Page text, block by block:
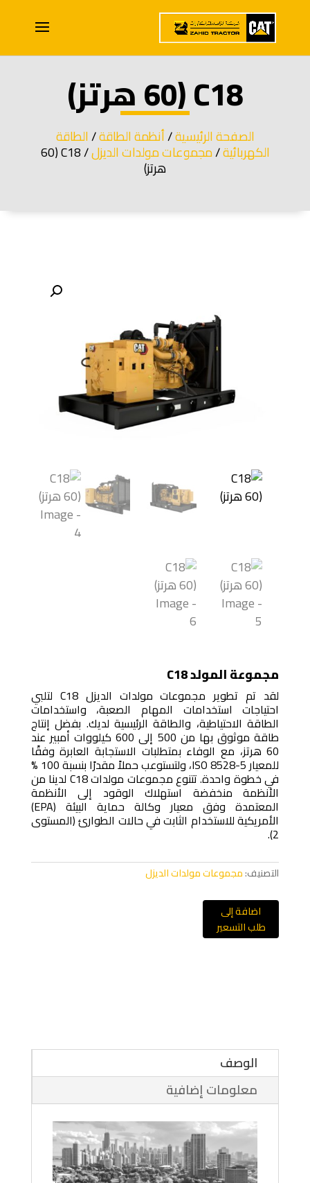
C18 (60 هرتز)
الصفحة الرئيسية/أنظمة الطاقة/الطاقة
الكهربائية/مجموعات مولدات الديزل / C18 (60
هرتز)
مجموعة المولد C18
لقد تم تطوير مجموعات مولدات الديزل C18 لتلبي
احتياجات استخدامات المهام الصعبة، واستخدامات
الطاقة الاحتياطية، والطاقة الرئيسية لديك. بفضل إنتاج
طاقة موثوق بها من 500 إلى 600 كيلووات أمبير عند
60 هرتز، مع الوفاء بمتطلبات الاستجابة العابرة وفقًا
للمعيار ISO 8528-5، ولتستوعب حملاً مقدرًا بنسبة 100 %
في خطوة واحدة. تتنوع مجموعات مولدات C18 لدينا من
الأنظمة منخفضة استهلاك الوقود إلى الأنظمة
المعتمدة وفق معيار وكالة حماية البيئة (EPA)
الأمريكية للاستخدام الثابت في حالات الطوارئ (المستوى
2).
التصنيف:مجموعات مولدات الديزل
اضافة إلى
طلب التسعير
الوصف
معلومات إضافية